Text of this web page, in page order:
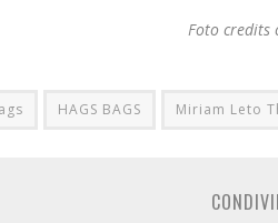
Foto
HAGS BAGS Miriam Leto